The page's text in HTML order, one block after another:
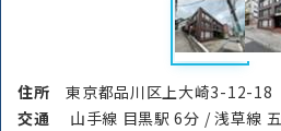
住所東京都品川区上大崎3-12-
交通
山手線 目黒駅 6分 / 浅草線